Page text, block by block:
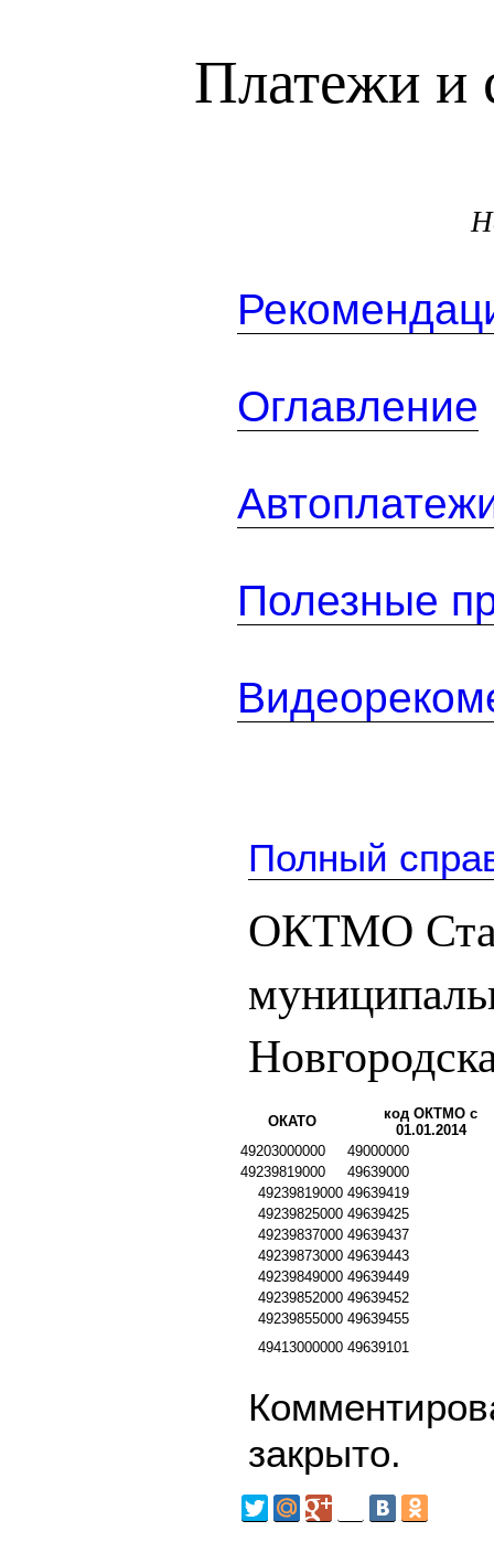
Платежи и
Оглавление
Полезные
Полный
ОКТМО
ОКАТО
код ОКТМО с
01.01.2014
49203000000
49000000
49239819000
49639000
49239819000 49639419
49239825000 49639425
49239837000 49639437
49239873000 49639443
49239849000 49639449
49239852000 49639452
49239855000 49639455
49413000000 49639101
закрыто.